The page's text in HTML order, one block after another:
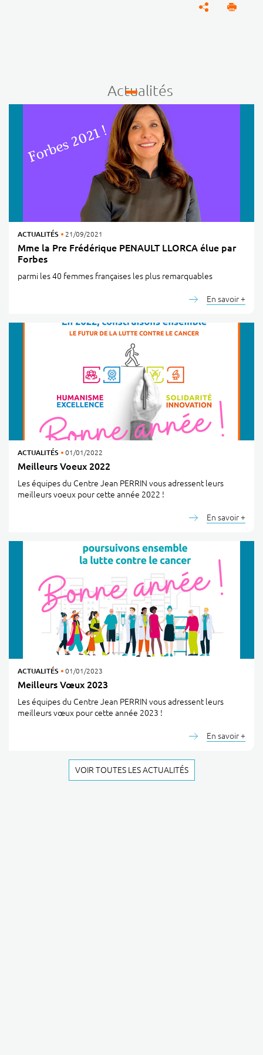
Actualités
Mme la Pre Frédérique PENAULT LLORCA élue par
Forbes
ACTUALITÉS 21/09/2021
parmi les 40 femmes françaises les plus remarquables
En savoir +
Meilleurs Voeux 2022
ACTUALITÉS 01/01/2022
Les équipes du Centre Jean PERRIN vous adressent leurs
meilleurs voeux pour cette année 2022 !
En savoir +
Meilleurs Vœux 2023
ACTUALITÉS 01/01/2023
Les équipes du Centre Jean PERRIN vous adressent leurs
meilleurs vœux pour cette année 2023 !
En savoir +
VOIR TOUTES LES ACTUALITÉS